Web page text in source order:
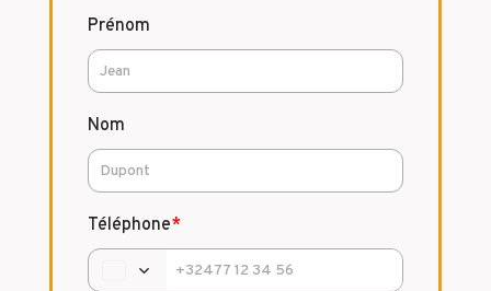
Prénom
Nom
Téléphone*